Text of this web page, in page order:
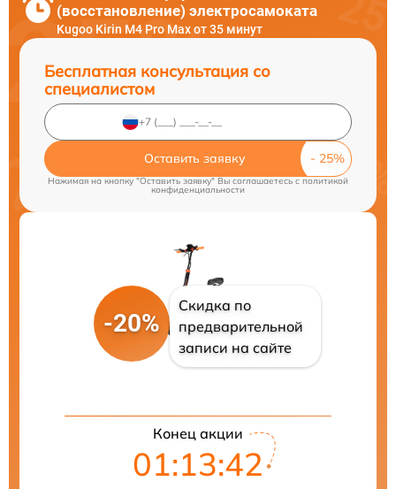
(восстановление) электросамоката
Kugoo Kirin M4 Pro Max от 35 минут
Бесплатная консультация со
специалистом
Оставить заявку
Нажимая на кнопку "Оставить заявку" Вы соглашаетесь cполитикой
конфиденциальности
-20%
Скидка по
предварительной
записи на сайте
Конец акции
01:13:41